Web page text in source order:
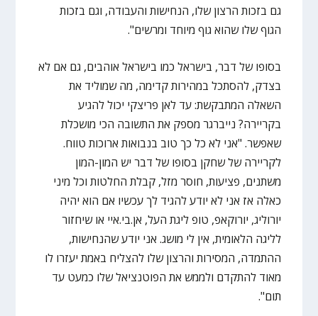
גם בזכות הרצון שלו, הנחישות והעבודה, וגם בזכות
הגוף שלו שהוא גוף מיוחד ומרשים".
בסופו של דבר, בישראל כמו בישראל אוהבים, גם אם לא
בצדק, להסתכל במהירות קדימה, מה שמוליד את
השאלה המתבקשת: עד לאן פריצקי יכול להגיע
בקריירה? נייברגר מספק את התשובה הכי מושכלת
שאפשר. "אני לא כל כך טוב בנבואות ארוכות טווח.
לקריירה של שחקן בסופו של דבר יש המון-המון
משתנים, פציעות, חוסר מזל, קבלת החלטות וכל מיני
כאלה אז אני לא יודע להגיד לך עכשיו אם הוא יהיה
יורוליג, יורוקאפ, טופ ליגת העל, אן.בי.איי או שיחזור
לליגה הלאומית, אין לי מושג. אני יודע שהנחישות,
ההתמדה, המסירות והרצון שלו להצליח באמת יעזרו לו
מאוד להתקדם ולממש את הפוטנציאל שלו כמעט עד
תום".